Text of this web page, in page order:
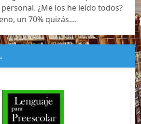
¿Me los he leído todos?
un 70% quizás....